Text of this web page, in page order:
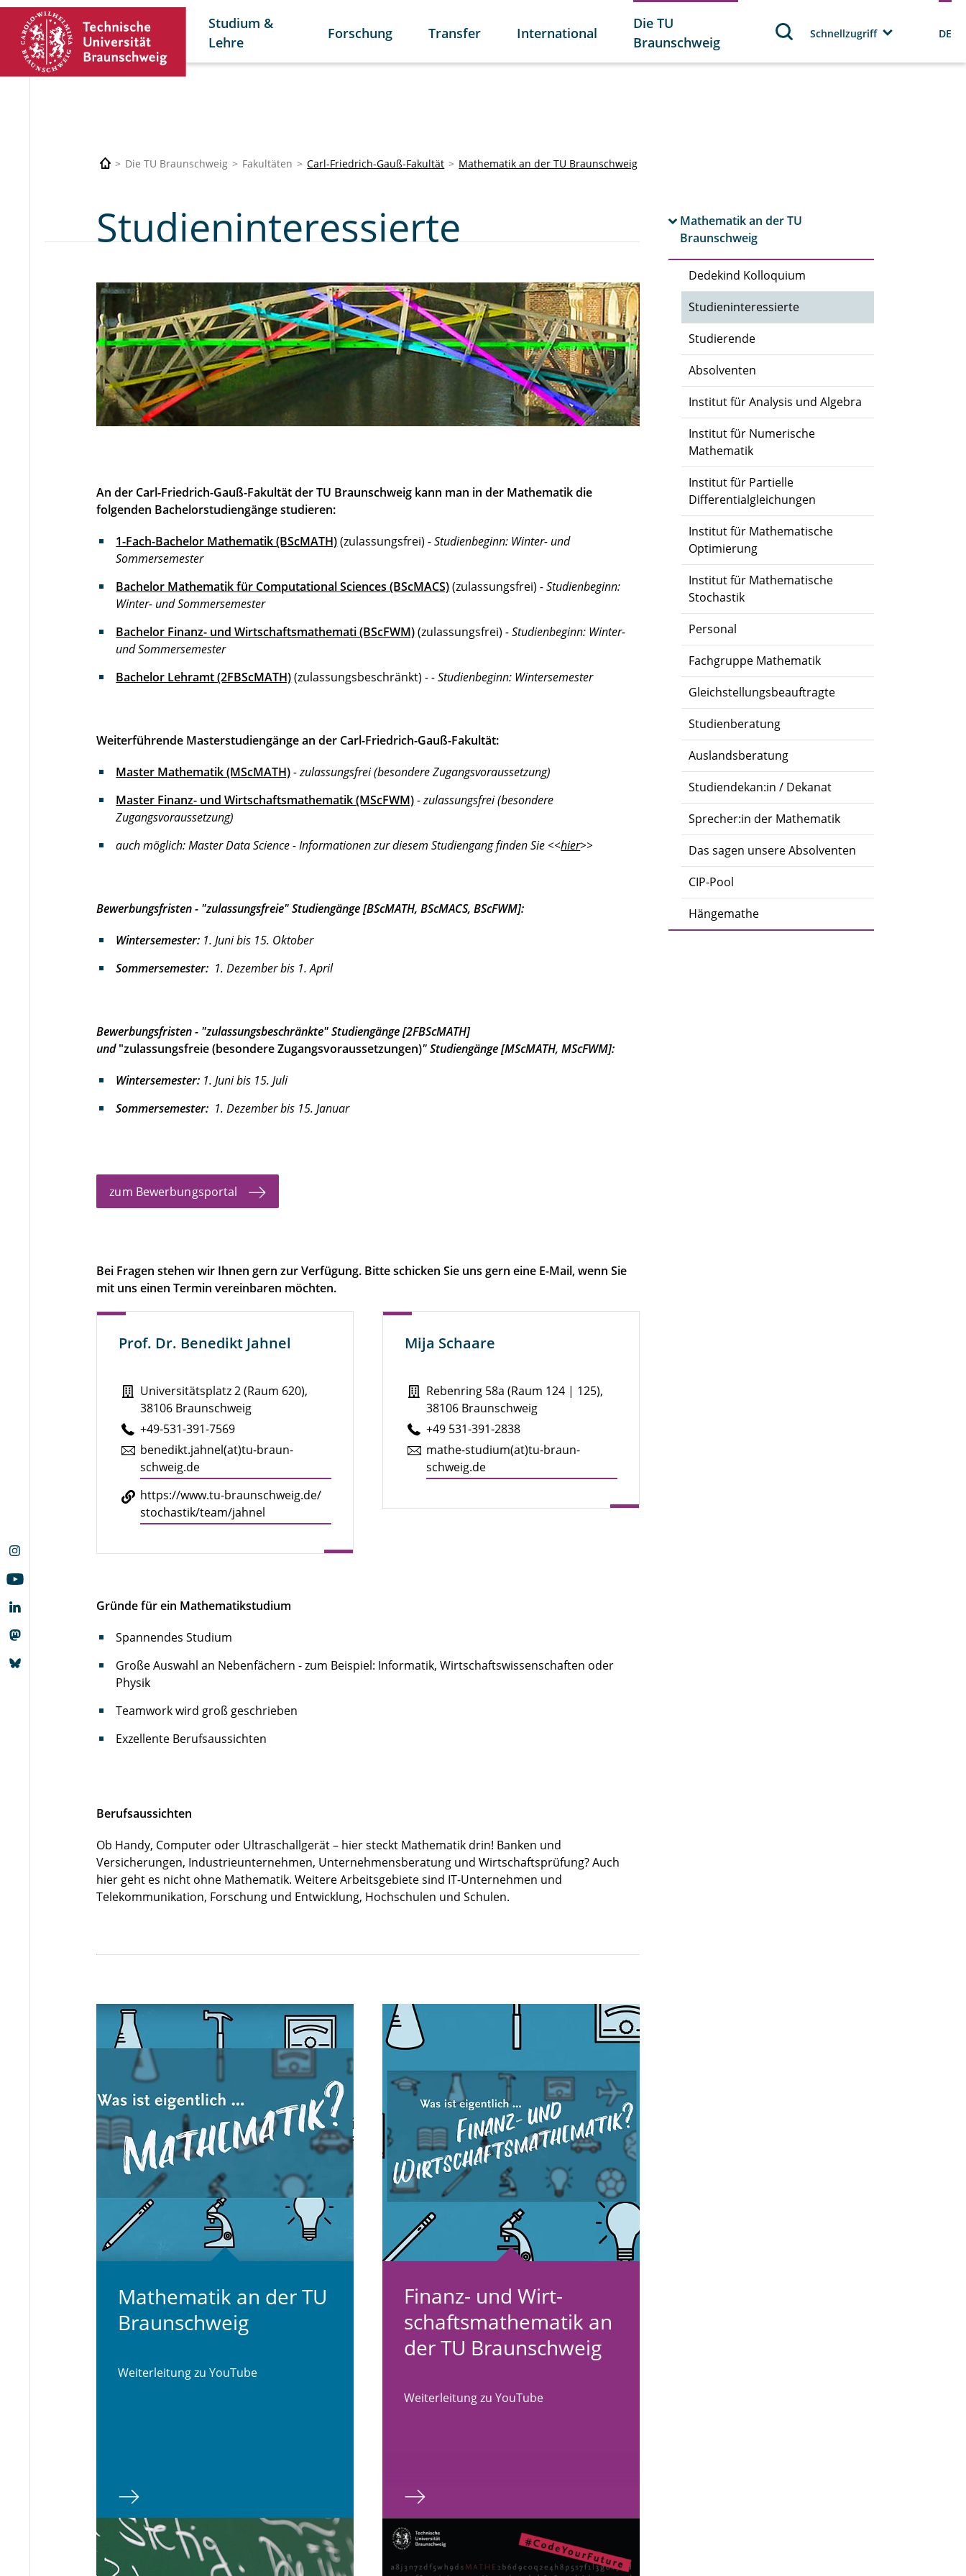
Studium &
Lehre
Forschung Transfer International
Die TU
Braunschweig
Schnellzugriff DE
Die TU Braunschweig Fakultäten Carl-Friedrich-Gauß-Fakultät Mathematik an der TU Braunschweig
Mathematik an der TU
Braunschweig
Dedekind Kolloquium
Studieninteressierte
Studierende
Absolventen
Institut für Analysis und Algebra
Institut für Numerische
Mathematik
Institut für Partielle
Differentialgleichungen
Institut für Mathematische
Optimierung
Institut für Mathematische
Stochastik
Personal
Fachgruppe Mathematik
Gleichstellungsbeauftragte
Studienberatung
Auslandsberatung
Studiendekan:in / Dekanat
Sprecher:in der Mathematik
Das sagen unsere Absolventen
CIP-Pool
Hängemathe
Studieninteressierte
An der Carl-Friedrich-Gauß-Fakultät der TU Braunschweig kann man in der Mathematik die
folgenden Bachelorstudiengänge studieren:
1-Fach-Bachelor Mathematik (BScMATH)(zulassungsfrei)- Studienbeginn: Winter- und
Sommersemester
Bachelor Mathematik für Computational Sciences (BScMACS)(zulassungsfrei)- Studienbeginn:
Winter- und Sommersemester
Bachelor Finanz- und Wirtschaftsmathemati (BScFWM)(zulassungsfrei)- Studienbeginn: Winter-
und Sommersemester
Bachelor Lehramt (2FBScMATH)(zulassungsbeschränkt)-- Studienbeginn: Wintersemester
Weiterführende Masterstudiengänge an der Carl-Friedrich-Gauß-Fakultät:
Master Mathematik (MScMATH)- zulassungsfrei (besondere Zugangsvoraussetzung)
Master Finanz- und Wirtschaftsmathematik (MScFWM)- zulassungsfrei (besondere
Zugangsvoraussetzung)
auch möglich: Master Data Science - Informationen zur diesem Studiengang finden Sie <<hier>>
Bewerbungsfristen - "zulassungsfreie" Studiengänge [BScMATH, BScMACS, BScFWM]:
Wintersemester: 1. Juni bis 15. Oktober
Sommersemester: 1. Dezember bis 1. April
Bewerbungsfristen - "zulassungsbeschränkte" Studiengänge [2FBScMATH]
und"zulassungsfreie (besondere Zugangsvoraussetzungen)" Studiengänge [MScMATH, MScFWM]:
Wintersemester: 1. Juni bis 15. Juli
Sommersemester: 1. Dezember bis 15. Januar
zum Bewerbungsportal
Bei Fragen stehen wir Ihnen gern zur Verfügung. Bitte schicken Sie uns gern eine E-Mail, wenn Sie
mit uns einen Termin vereinbaren möchten.
Prof. Dr. Benedikt Jahnel
Universitätsplatz 2 (Raum 620),
38106 Braunschweig
+49-531-391-7569
be­ne­dikt.jahnel(at)tu-braun­
schweig.de
https://​www.​tu-​braunschweig.​de/​
stochastik/​team/​jahnel
Mija Schaare
Rebenring 58a (Raum 124 | 125),
38106 Braunschweig
+49 531-391-2838
mathe-studium(at)tu-braun­
schweig.de
Gründe für ein Mathematikstudium
Spannendes Studium
Große Auswahl an Nebenfächern - zum Beispiel: Informatik, Wirtschaftswissenschaften oder
Physik
Teamwork wird groß geschrieben
Exzellente Berufsaussichten
Berufsaussichten
Ob Handy, Computer oder Ultraschallgerät – hier steckt Mathematik drin! Banken und
Versicherungen, Industrieunternehmen, Unternehmensberatung und Wirtschaftsprüfung? Auch
hier geht es nicht ohne Mathematik. Weitere Arbeitsgebiete sind IT-Unternehmen und
Telekommunikation, Forschung und Entwicklung, Hochschulen und Schulen.
Ma­the­ma­tik an der TU
Braun­schweig
Weiterleitung zu YouTube
Finanz- und Wirt­
schafts­ma­the­ma­tik an
der TU Braun­schweig
Weiterleitung zu YouTube